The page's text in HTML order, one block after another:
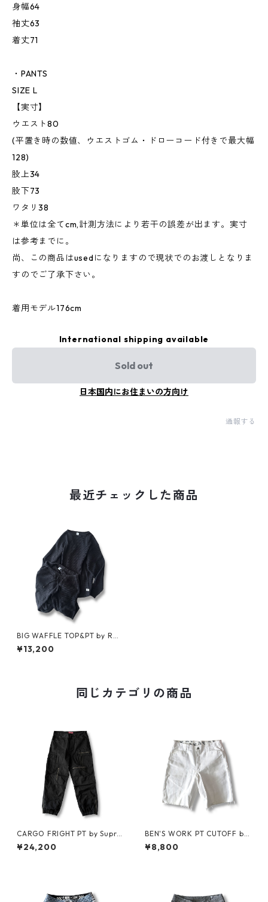
身幅64
袖丈63
着丈71
・PANTS
SIZE L
【実寸】
ウエスト80
(平置き時の数値、ウエストゴム・ドローコード付きで最大幅
128)
股上34
股下73
ワタリ38
＊単位は全てcm,計測方法により若干の誤差が出ます。実寸
は参考までに。
尚、この商品はusedになりますので現状でのお渡しとなりま
すのでご了承下さい。
着用モデル176cm
International shipping available
Sold out
日本国内にお住まいの方向け
通報する
最近チェックした商品
BIG WAFFLE TOP&PT by RA
DIALL
¥13,200
同じカテゴリの商品
CARGO FRIGHT PT by Supre
me
¥24,200
BEN'S WORK PT CUTOFF by
Ben Davis
¥8,800